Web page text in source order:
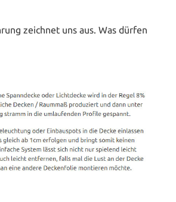
zeichnet uns aus. Was dürfen